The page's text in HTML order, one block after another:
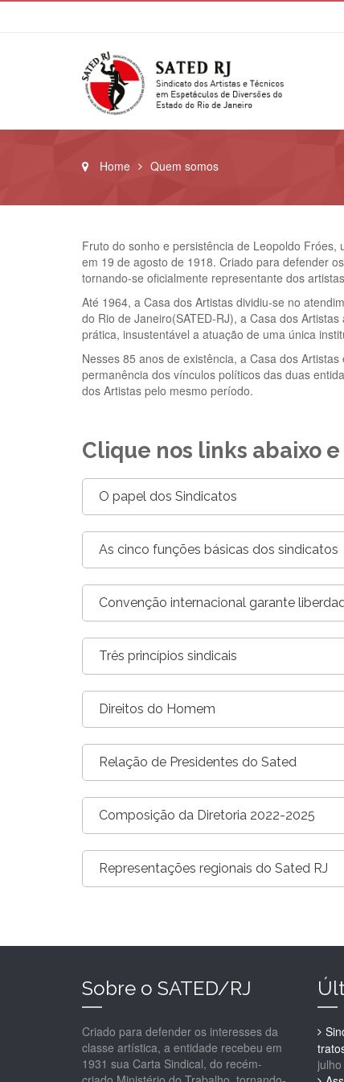
Home Quem somos
Fruto do sonho e persistência de Leopoldo
em 19 de agosto de 1918. Criado para defender
tornando-se oficialmente representante dos
Até 1964, a Casa dos Artistas dividiu-se no
do Rio de Janeiro(SATED-RJ), a Casa dos
prática, insustentável a atuação de uma única
Nesses 85 anos de existência, a Casa dos
permanência dos vínculos políticos das duas
dos Artistas pelo mesmo período.
Clique nos links abaixo
O papel dos Sindicatos
As cinco funções básicas dos sindicatos
Convenção internacional garante
Três princípios sindicais
Direitos do Homem
Relação de Presidentes do Sated
Composição da Diretoria 2022-2025
Representações regionais do Sated RJ
Sobre o SATED/RJ
Criado para defender os interesses da
classe artística, a entidade recebeu em
1931 sua Carta Sindical, do recém-